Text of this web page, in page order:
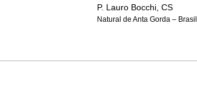
P. Lauro Bocchi, CS
Natural de Anta Gorda – Brasil